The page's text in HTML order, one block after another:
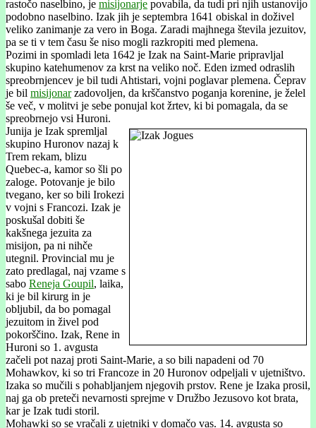
rastočo naselbino, je misijonarje povabila, da tudi pri njih ustanovijo
podobno naselbino. Izak jih je septembra 1641 obiskal in doživel
veliko zanimanje za vero in Boga. Zaradi majhnega števila jezuitov,
pa se ti v tem času še niso mogli razkropiti med plemena.
Pozimi in spomladi leta 1642 je Izak na Saint-Marie pripravljal
skupino katehumenov za krst na veliko noč. Eden izmed odraslih
spreobrnjencev je bil tudi Ahtistari, vojni poglavar plemena. Čeprav
je bil misijonarzadovoljen, da krščanstvo poganja korenine, je želel
še več, v molitvi je sebe ponujal kot žrtev, ki bi pomagala, da se
spreobrnejo vsi Huroni.
Junija je Izak spremljal
skupino Huronov nazaj k
Trem rekam, blizu
Quebec-a, kamor so šli po
zaloge. Potovanje je bilo
tvegano, ker so bili Irokezi
v vojni s Francozi. Izak je
poskušal dobiti še
kakšnega jezuita za
misijon, pa ni nihče
utegnil. Provincial mu je
zato predlagal, naj vzame s
sabo Reneja Goupil, laika,
ki je bil kirurg in je
obljubil, da bo pomagal
jezuitom in živel pod
pokorščino. Izak, Rene in
Huroni so 1. avgusta
začeli pot nazaj proti Saint-Marie, a so bili napadeni od 70
Mohawkov, ki so tri Francoze in 20 Huronov odpeljali v ujetništvo.
Izaka so mučili s pohabljanjem njegovih prstov. Rene je Izaka prosil,
naj ga ob preteči nevarnosti sprejme v Družbo Jezusovo kot brata,
kar je Izak tudi storil.
Mohawki so se vračali z ujetniki v domačo vas. 14. avgusta so